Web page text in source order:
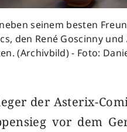
seinem besten
den René Goscinny
(Archivbild) - Foto:
der Asterix-
vor dem